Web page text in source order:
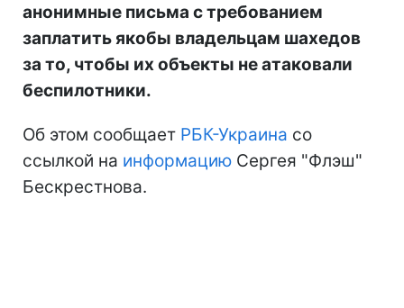
анонимные письма с требованием
заплатить якобы владельцам шахедов
за то, чтобы их объекты не атаковали
беспилотники.
Об этом сообщает РБК-Украина со
ссылкой на информацию Сергея "Флэш"
Бескрестнова.